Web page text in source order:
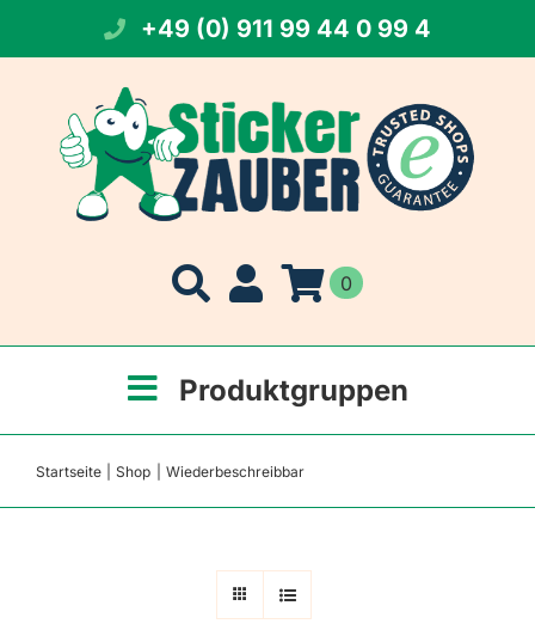
springen
+49 (0) 911 99 44 0 99 4
0
Produktgruppen
Startseite Shop Wiederbeschreibbar